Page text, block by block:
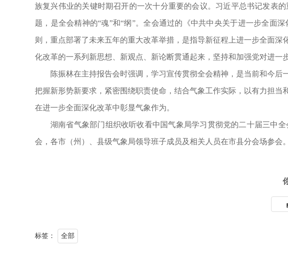
族复兴伟业的关键时期召开的一次十分重要的会议。 习近平总书记发表
题 ， 是全会精神的“魂”和“纲”。全会通过的《中共中央关于进一步全面深
则 ， 重点部署了未来五年的重大改革举措 ， 是指导新征程上进一步全面深
化改革的一系列新思想、新观点、新论断贯通起来 ， 坚持和加强党对进一
陈振林在主持报告会时强调 ， 学习宣传贯彻全会精神 ， 是当前和今后
把握新形势新要求 ， 紧密围绕职责使命 ， 结合气象工作实际 ， 以有力担当
在进一步全面深化改革中彰显气象作为。
湖南省气象部门组织收听收看中国气象局学习贯彻党的二十届三中
会 ， 各市（州）、县级气象局领导班子成员及相关人员在市县分会场参会。
标签： 全部